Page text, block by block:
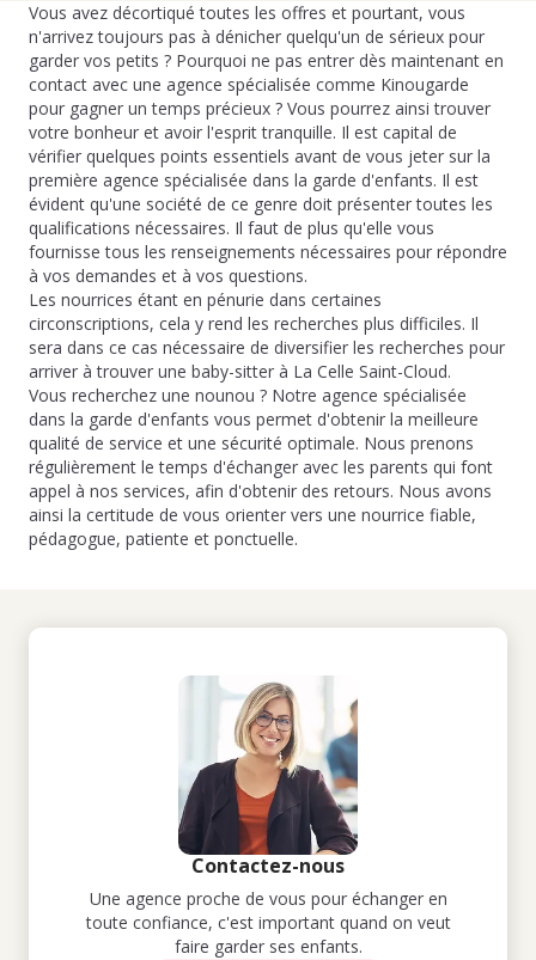
Vous avez décortiqué toutes les offres et pourtant, vous
n'arrivez toujours pas à dénicher quelqu'un de sérieux pour
garder vos petits ? Pourquoi ne pas entrer dès maintenant en
contact avec une agence spécialisée comme Kinougarde
pour gagner un temps précieux ? Vous pourrez ainsi trouver
votre bonheur et avoir l'esprit tranquille. Il est capital de
vérifier quelques points essentiels avant de vous jeter sur la
première agence spécialisée dans la garde d'enfants. Il est
évident qu'une société de ce genre doit présenter toutes les
qualifications nécessaires. Il faut de plus qu'elle vous
fournisse tous les renseignements nécessaires pour répondre
à vos demandes et à vos questions.
Les nourrices étant en pénurie dans certaines
circonscriptions, cela y rend les recherches plus difficiles. Il
sera dans ce cas nécessaire de diversifier les recherches pour
arriver à trouver une baby-sitter à La Celle Saint-Cloud.
Vous recherchez une nounou ? Notre agence spécialisée
dans la garde d'enfants vous permet d'obtenir la meilleure
qualité de service et une sécurité optimale. Nous prenons
régulièrement le temps d'échanger avec les parents qui font
appel à nos services, afin d'obtenir des retours. Nous avons
ainsi la certitude de vous orienter vers une nourrice fiable,
pédagogue, patiente et ponctuelle.
Contactez-nous
Une agence proche de vous pour échanger en
toute confiance, c'est important quand on veut
faire garder ses enfants.